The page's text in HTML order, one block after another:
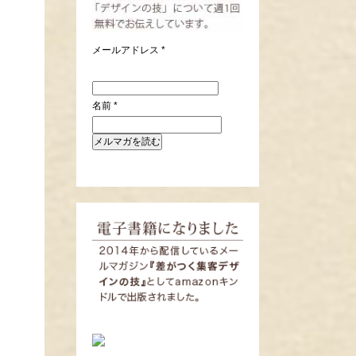
メールアドレス *
名前 *